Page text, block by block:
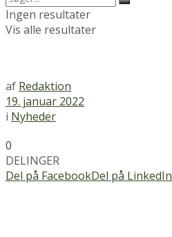
Ingen resultater
Vis alle resultater
af Redaktion
19. januar 2022
i Nyheder
0
DELINGER
Del på FacebookDel på LinkedIn